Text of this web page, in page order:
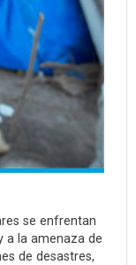
se enfrentan
a la amenaza de
de desastres,